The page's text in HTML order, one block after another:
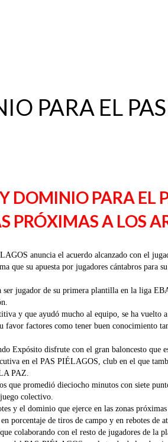
PARA EL
DOMINIO PARA EL
PRÓXIMAS A LOS
anuncia el acuerdo alcanzado con el
su apuesta por jugadores cántabros para
jugador de su primera plantilla en la liga
y que ayudó mucho al equipo, se ha
factores como tener buen conocimiento
Expósito disfrute con el gran baloncesto que
en el PAS PIÉLAGOS, club en el que
PAZ.
promedió dieciocho minutos con siete
colectivo.
y el dominio que ejerce en las zonas
porcentaje de tiros de campo y en rebotes de
colaborando con el resto de jugadores de la